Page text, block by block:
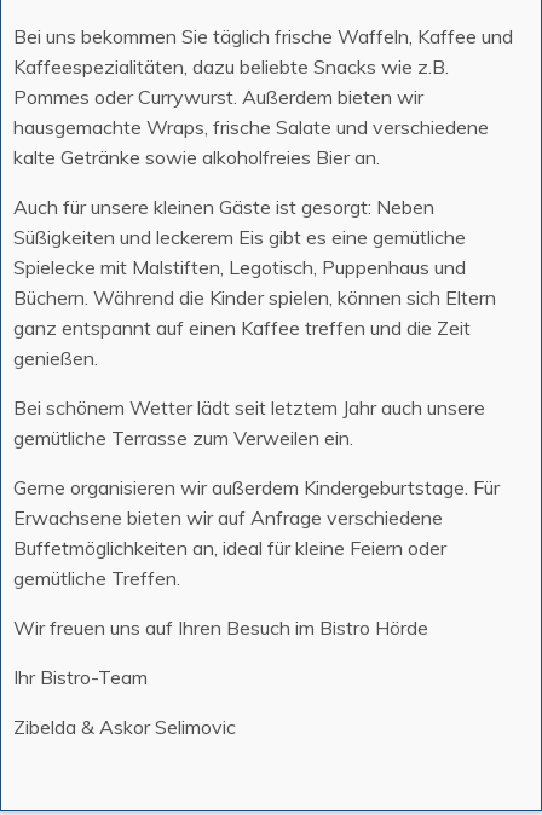
Bei uns bekommen Sie täglich frische Waffeln, Kaffee und
Kaffeespezialitäten, dazu beliebte Snacks wie z.B.
Pommes oder Currywurst. Außerdem bieten wir
hausgemachte Wraps, frische Salate und verschiedene
kalte Getränke sowie alkoholfreies Bier an.
Auch für unsere kleinen Gäste ist gesorgt: Neben
Süßigkeiten und leckerem Eis gibt es eine gemütliche
Spielecke mit Malstiften, Legotisch, Puppenhaus und
Büchern. Während die Kinder spielen, können sich Eltern
ganz entspannt auf einen Kaffee treffen und die Zeit
genießen.
Bei schönem Wetter lädt seit letztem Jahr auch unsere
gemütliche Terrasse zum Verweilen ein.
Gerne organisieren wir außerdem Kindergeburtstage. Für
Erwachsene bieten wir auf Anfrage verschiedene
Buffetmöglichkeiten an, ideal für kleine Feiern oder
gemütliche Treffen.
Wir freuen uns auf Ihren Besuch im Bistro Hörde
Ihr Bistro-Team
Zibelda & Askor Selimovic